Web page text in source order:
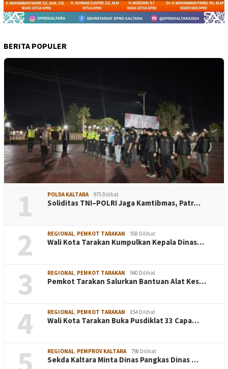
BERITA POPULER
1 POLDA KALTARA 975 Dilihat
Soliditas TNI–POLRI Jaga Kamtibmas, Patr…
2 REGIONAL PEMKOT TARAKAN 958 Dilihat
Wali Kota Tarakan Kumpulkan Kepala Dinas…
3 REGIONAL PEMKOT TARAKAN 940 Dilihat
Pemkot Tarakan Salurkan Bantuan Alat Kes…
4 REGIONAL PEMKOT TARAKAN 854 Dilihat
Wali Kota Tarakan Buka Pusdiklat 33 Capa…
REGIONAL PEMPROV KALTARA 798 Dilihat
Sekda Kaltara Minta Dinas Pangkas Dinas …